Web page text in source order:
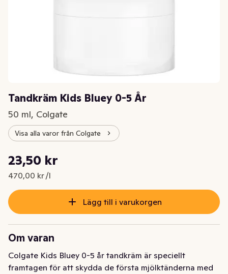
Tandkräm Kids Bluey 0-5 År
50 ml, Colgate
Visa alla varor från Colgate
Nuvarande pris är: 23,50 kr
23,50 kr
470,00 kr /l
Styckpris: 470,00 kr /l
Lägg till i varukorgen
Om varan
Colgate Kids Bluey 0-5 år tandkräm är speciellt
framtagen för att skydda de första mjölktänderna med